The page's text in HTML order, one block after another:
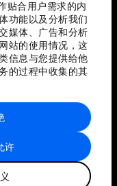
贴合用户需求的内
功能以及分析我们
媒体、广告和分析
站的使用情况，这
信息与您提供给他
的过程中收集的其
许
坛